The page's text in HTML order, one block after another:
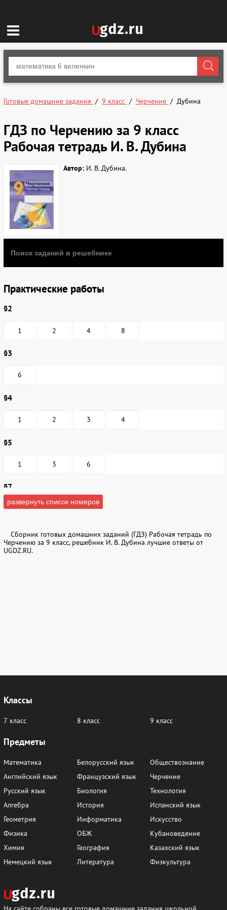
Готовые домашние задания 9 класс Черчение Дубина
ГДЗ по Черчению за 9 класс
Рабочая тетрадь И. В. Дубина
Автор: И. В. Дубина.
Практические работы
§2
1 2 4 8
§3
6
§4
1 2 3 4
§5
1 3 6
§7
5 6
§8
1
развернуть список номеров
Сборник готовых домашних заданий (ГДЗ) Рабочая тетрадь по
Черчению за 9 класс, решебник И. В. Дубина лучшие ответы от
UGDZ.RU.
Классы
7 класс 8 класс 9 класс
Предметы
Математика
Английский язык
Русский язык
Алгебра
Геометрия
Физика
Химия
Немецкий язык
Белорусский язык
Французский язык
Биология
История
Информатика
ОБЖ
География
Литература
Обществознание
Черчение
Технология
Испанский язык
Искусство
Кубановедение
Казахский язык
Физкультура